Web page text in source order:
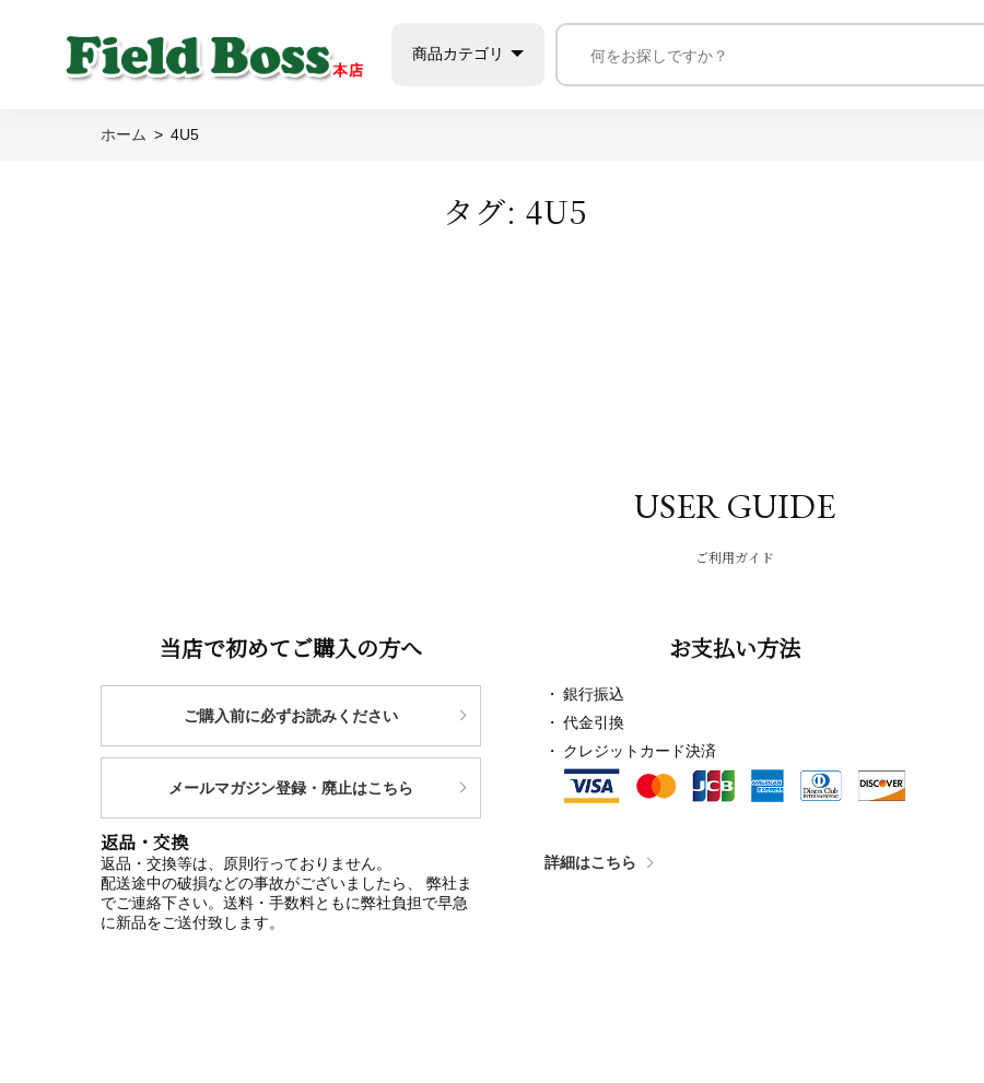
商品カテゴリ
ホーム 4U5
タグ:4U5
USER GUIDE
ご利用ガイド
当店で初めてご購入の方へ
ご購入前に必ずお読みください
メールマガジン登録・廃止はこちら
返品・交換
返品・交換等は、原則行っておりません。
配送途中の破損などの事故がございましたら、 弊社ま
でご連絡下さい。送料・手数料ともに弊社負担で早急
に新品をご送付致します。
お支払い方法
銀行振込
代金引換
クレジットカード決済
詳細はこちら